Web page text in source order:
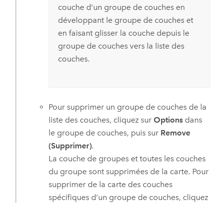
couche d’un groupe de couches en
développant le groupe de couches et
en faisant glisser la couche depuis le
groupe de couches vers la liste des
couches.
Pour supprimer un groupe de couches de la
liste des couches, cliquez surOptions dans
le groupe de couches, puis sur Remove
(Supprimer).
La couche de groupes et toutes les couches
du groupe sont supprimées de la carte. Pour
supprimer de la carte des couches
spécifiques d’un groupe de couches, cliquez